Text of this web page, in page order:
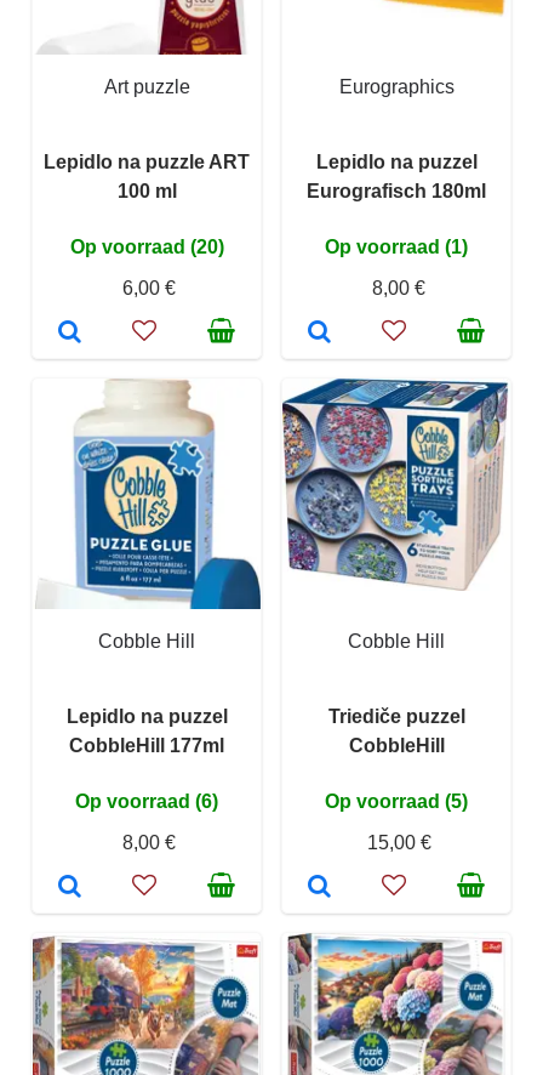
Art puzzle
Lepidlo na puzzle ART
100 ml
Op voorraad (20)
6,00 €
Eurographics
Lepidlo na puzzel
Eurografisch 180ml
Op voorraad (1)
8,00 €
Cobble Hill
Lepidlo na puzzel
CobbleHill 177ml
Op voorraad (6)
8,00 €
Cobble Hill
Triediče puzzel
CobbleHill
Op voorraad (5)
15,00 €